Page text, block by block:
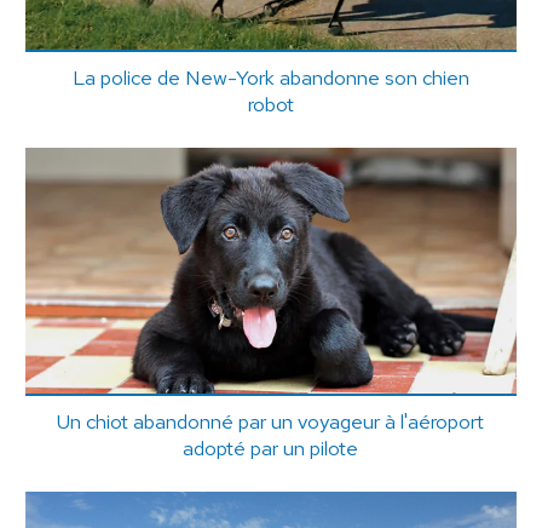
La police de New-York abandonne son chien
robot
Un chiot abandonné par un voyageur à l'aéroport
adopté par un pilote